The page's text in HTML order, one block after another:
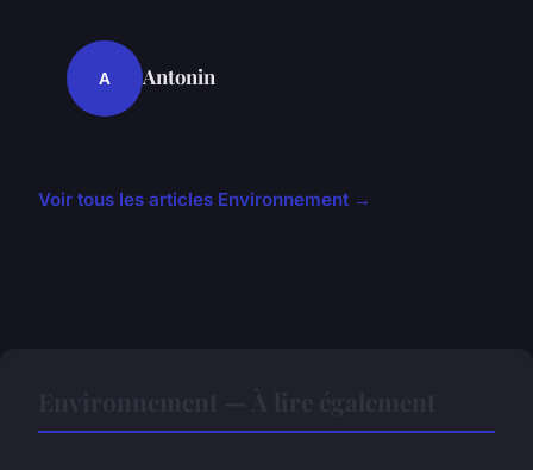
A Antonin
Voir tous les articles Environnement →